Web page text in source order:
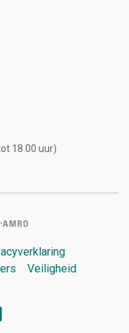
18.00 uur)
Veiligheid